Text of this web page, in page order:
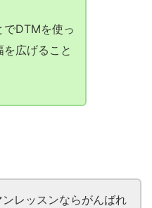
でDTMを使っ
広げること
レッスンならがんばれ